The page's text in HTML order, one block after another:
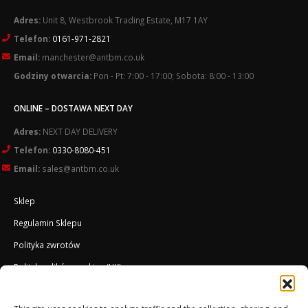
Adres: Unit 8, Westbrook Trading Estate, M17 1AY
Telefon: 0161-971-2821
Email: manchester@antbm.co.uk
Godziny otwarcia: Pon - Pt: 7:00 - 17:00; Sobota: 8:00 - 13:00
ONLINE – DOSTAWA NEXT DAY
Adres: NEXT DAY DELIVERY
Telefon: 0330-8080-451
Email: sales@antbm.co.uk
Sklep
Regulamin Sklepu
Polityka zwrotów
Polityka plików cookies (UK)